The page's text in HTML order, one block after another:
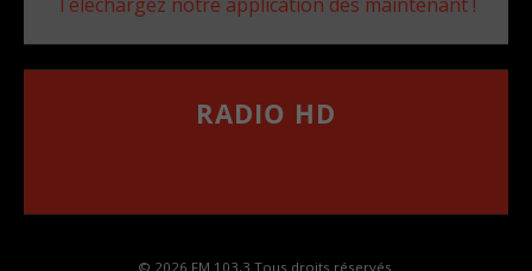
Téléchargez notre application dès maintenant !
RADIO HD
© 2026 FM 103,3 Tous droits réservés.